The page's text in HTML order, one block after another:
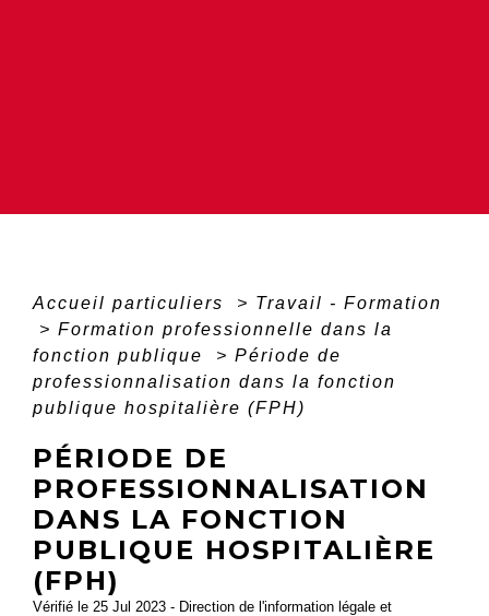
Accueil particuliers > Travail - Formation
> Formation professionnelle dans la
fonction publique
> Période de
professionnalisation dans la fonction
publique hospitalière (FPH)
PÉRIODE DE
PROFESSIONNALISATION
DANS LA FONCTION
PUBLIQUE HOSPITALIÈRE
(FPH)
Vérifié le 25 Jul 2023 - Direction de l'information légale et